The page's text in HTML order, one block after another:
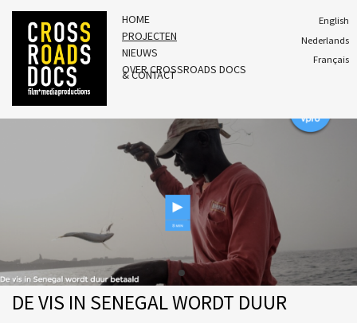
HOME
PROJECTEN
NIEUWS
OVER CROSSROADS DOCS
& CONTACT
English
Nederlands
Français
DE VIS IN SENEGAL WORDT DUUR